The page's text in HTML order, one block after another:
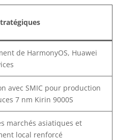
de HarmonyOS, Huawei
avec SMIC pour production
7 nm Kirin 9000S
marchés asiatiques et
local renforcé